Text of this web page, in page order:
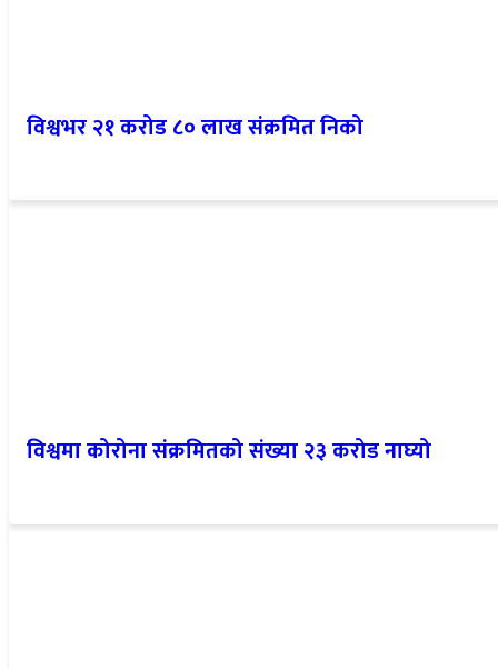
विश्वभर २१ करोड ८० लाख संक्रमित निको
विश्वमा कोरोना संक्रमितको संख्या २३ करोड नाघ्यो